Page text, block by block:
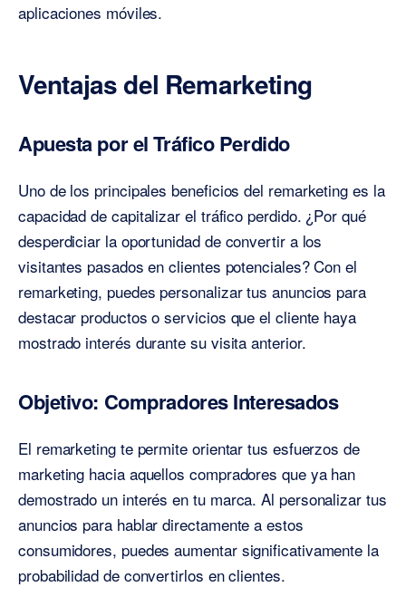
aplicaciones móviles.
Ventajas del Remarketing
Apuesta por el Tráfico Perdido
Uno de los principales beneficios del remarketing es la
capacidad de capitalizar el tráfico perdido. ¿Por qué
desperdiciar la oportunidad de convertir a los
visitantes pasados en clientes potenciales? Con el
remarketing, puedes personalizar tus anuncios para
destacar productos o servicios que el cliente haya
mostrado interés durante su visita anterior.
Objetivo: Compradores Interesados
El remarketing te permite orientar tus esfuerzos de
marketing hacia aquellos compradores que ya han
demostrado un interés en tu marca. Al personalizar tus
anuncios para hablar directamente a estos
consumidores, puedes aumentar significativamente la
probabilidad de convertirlos en clientes.